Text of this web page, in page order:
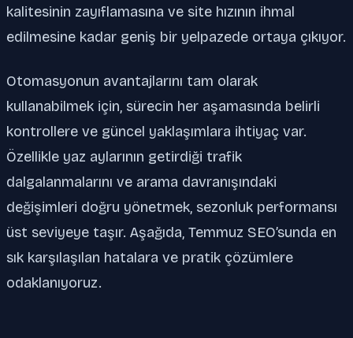
kalitesinin zayıflamasına ve site hızının ihmal
edilmesine kadar geniş bir yelpazede ortaya çıkıyor.
Otomasyonun avantajlarını tam olarak
kullanabilmek için, sürecin her aşamasında belirli
kontrollere ve güncel yaklaşımlara ihtiyaç var.
Özellikle yaz aylarının getirdiği trafik
dalgalanmalarını ve arama davranışındaki
değişimleri doğru yönetmek, sezonluk performansı
üst seviyeye taşır. Aşağıda, Temmuz SEO’sunda en
sık karşılaşılan hatalara ve pratik çözümlere
odaklanıyoruz.